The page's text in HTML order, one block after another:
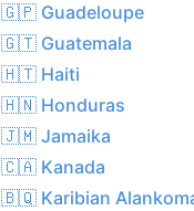
🇬🇵 Guadeloupe
🇬🇹 Guatemala
🇭🇹 Haiti
🇭🇳 Honduras
🇯🇲 Jamaika
🇨🇦 Kanada
🇧🇶 Karibian